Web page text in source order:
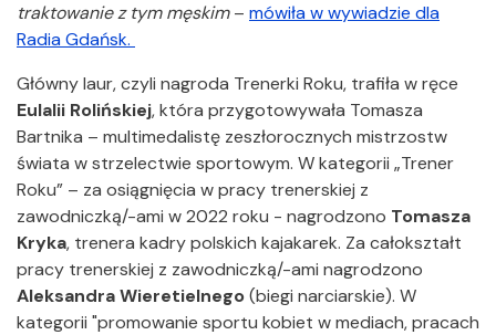
traktowanie z tym męskim– mówiła w wywiadzie dla
Radia Gdańsk.
Główny laur, czyli nagroda Trenerki Roku, trafiła w ręce
Eulalii Rolińskiej, która przygotowywała Tomasza
Bartnika – multimedalistę zeszłorocznych mistrzostw
świata w strzelectwie sportowym. W kategorii „Trener
Roku” – za osiągnięcia w pracy trenerskiej z
zawodniczką/-ami w 2022 roku - nagrodzono Tomasza
Kryka, trenera kadry polskich kajakarek. Za całokształt
pracy trenerskiej z zawodniczką/-ami nagrodzono
Aleksandra Wieretielnego(biegi narciarskie). W
kategorii "promowanie sportu kobiet w mediach, pracach